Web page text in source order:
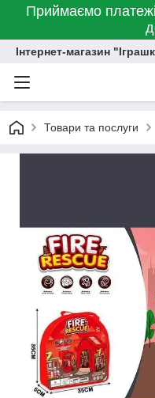
Приймаємо
Інтернет-магазин
Товари та послуги